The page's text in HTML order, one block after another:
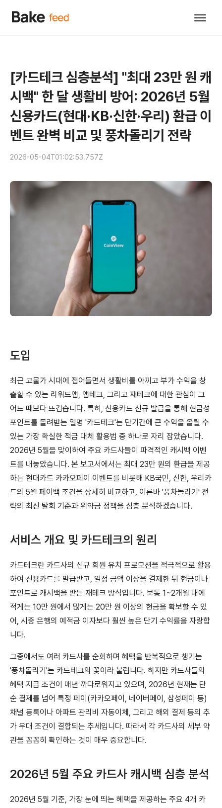
[카드테크 심층분석] "최대 23만 원 캐
시백" 한 달 생활비 방어: 2026년 5월
신용카드(현대·KB·신한·우리) 환급 이
벤트 완벽 비교 및 풍차돌리기 전략
2026-05-04T01:02:53.757Z
도입
최근 고물가 시대에 접어들면서 생활비를 아끼고 부가 수익을 창
출할 수 있는 리워드앱, 앱테크, 그리고 재테크에 대한 관심이 그
어느 때보다 뜨겁습니다. 특히, 신용카드 신규 발급을 통해 현금성
포인트를 돌려받는 일명 '카드테크'는 단기간에 큰 수익을 올릴 수
있는 가장 확실한 적금 대체 활용법 중 하나로 자리 잡았습니다.
2026년 5월을 맞이하여 주요 카드사들이 파격적인 캐시백 이벤
트를 내놓았습니다. 본 보고서에서는 최대 23만 원의 환급을 제공
하는 현대카드 카카오페이 이벤트를 비롯해 KB국민, 신한, 우리카
드의 5월 페이백 조건을 상세히 비교하고, 이른바 '풍차돌리기' 전
략의 최신 탈회 기준과 위약금 정책을 심층 분석하겠습니다.
서비스 개요 및 카드테크의 원리
카드테크란 카드사의 신규 회원 유치 프로모션을 적극적으로 활용
하여 신용카드를 발급받고, 일정 금액 이상을 결제한 뒤 현금이나
포인트로 캐시백을 받는 재테크 방식입니다. 보통 1~2개월 내에
적게는 10만 원에서 많게는 20만 원 이상의 현금을 확보할 수 있
어, 시중 은행의 예적금 이자보다 훨씬 높은 단기 수익률을 자랑합
니다.
그중에서도 여러 카드사를 순회하며 혜택을 반복적으로 챙기는
'풍차돌리기'는 카드테크의 꽃이라 불립니다. 하지만 카드사들의
혜택 지급 조건이 매년 까다로워지고 있으며, 2026년 현재는 단
순 결제를 넘어 특정 페이(카카오페이, 네이버페이, 삼성페이 등)
채널 등록이나 아파트 관리비 자동이체, 그리고 해외 결제 등의 추
가 우대 조건이 결합되는 추세입니다. 따라서 각 카드사의 세부 약
관을 꼼꼼히 확인하는 것이 매우 중요합니다.
2026년 5월 주요 카드사 캐시백 심층 분석
2026년 5월 기준, 가장 눈에 띄는 혜택을 제공하는 주요 4개 카